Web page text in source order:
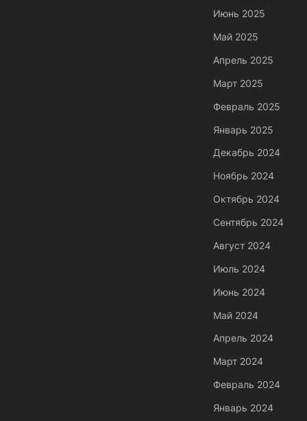
Июнь 2025
Май 2025
Апрель 2025
Март 2025
Февраль 2025
Январь 2025
Декабрь 2024
Ноябрь 2024
Октябрь 2024
Сентябрь 2024
Август 2024
Июль 2024
Июнь 2024
Май 2024
Апрель 2024
Март 2024
Февраль 2024
Январь 2024